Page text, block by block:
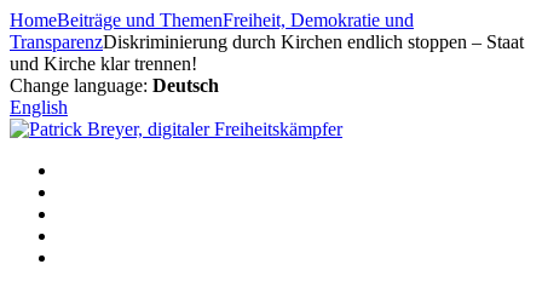
Zum
Inhalt
springen
HomeBeiträge und ThemenFreiheit, Demokratie und
TransparenzDiskriminierung durch Kirchen endlich stoppen – Staat
und Kirche klar trennen!
Change language: Deutsch
English